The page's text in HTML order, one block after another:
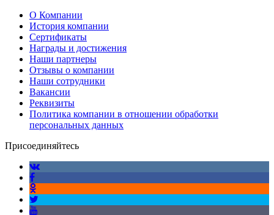
О Компании
История компании
Сертификаты
Награды и достижения
Наши партнеры
Отзывы о компании
Наши сотрудники
Вакансии
Реквизиты
Политика компании в отношении обработки
персональных данных
Присоединяйтесь